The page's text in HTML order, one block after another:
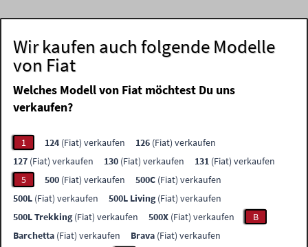
Wir kaufen auch folgende Modelle
von Fiat
Welches Modell von Fiat möchtest Du uns
verkaufen?
1 124 (Fiat) verkaufen 126 (Fiat) verkaufen
127 (Fiat) verkaufen 130 (Fiat) verkaufen 131 (Fiat) verkaufen
5
500 (Fiat) verkaufen 500C (Fiat) verkaufen
500L (Fiat) verkaufen 500L Living(Fiat) verkaufen
500L Trekking(Fiat) verkaufen 500X (Fiat) verkaufen
B
Barchetta (Fiat) verkaufen Brava (Fiat) verkaufen